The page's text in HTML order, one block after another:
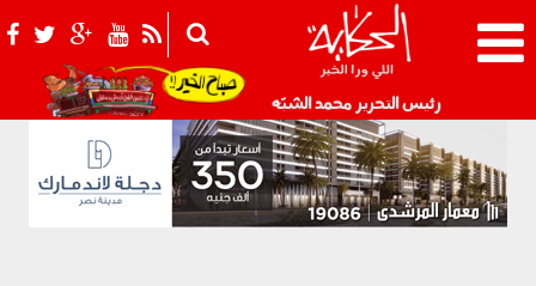
رئيس التحرير محمد الشبّه 021_2.png